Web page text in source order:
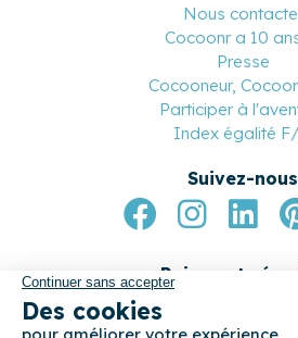
Qui sommes-
Nous
Cocoonr a 10 ans
Presse
Cocooneur,
Participer à
Suivez-nous